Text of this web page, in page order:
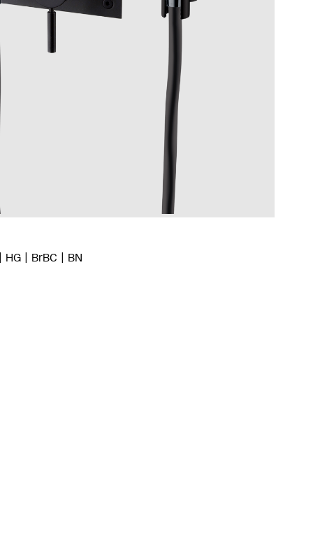
HG BrBC BN